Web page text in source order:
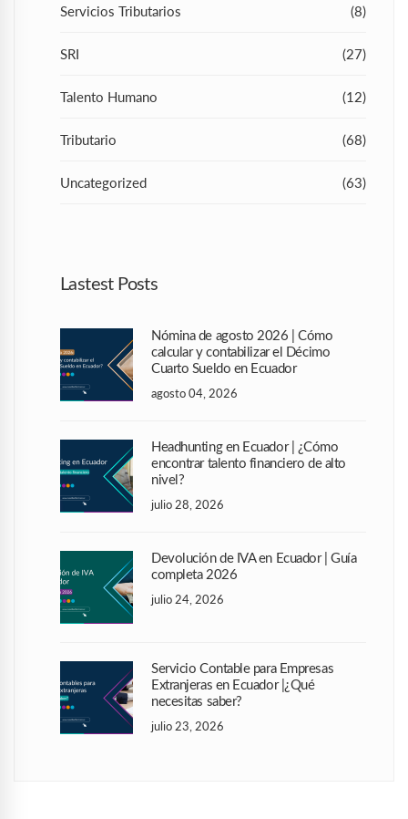
Servicios Tributarios (8)
SRI (27)
Talento Humano (12)
Tributario (68)
Uncategorized (63)
Lastest Posts
Nómina de agosto 2026 | Cómo
calcular y contabilizar el Décimo
Cuarto Sueldo en Ecuador
agosto 04, 2026
Headhunting en Ecuador | ¿Cómo
encontrar talento financiero de alto
nivel?
julio 28, 2026
Devolución de IVA en Ecuador | Guía
completa 2026
julio 24, 2026
Servicio Contable para Empresas
Extranjeras en Ecuador |¿Qué
necesitas saber?
julio 23, 2026